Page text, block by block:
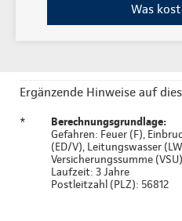
Was
Ergänzende Hinweise auf
*
Berechnungsgrundlage:
Gefahren: Feuer (F),
(ED/V), Leitungswasser
Versicherungssumme
Laufzeit: 3 Jahre
Postleitzahl (PLZ): 56812